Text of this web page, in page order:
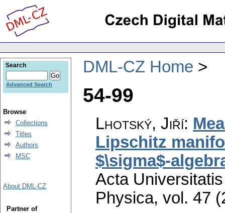
DML-CZ Home
54-99
Lhotský, Jiří:
Lipschitz
$\sigma$-
Acta
Physica, vol. 47
Search
Advanced Search
Browse
Collections
Titles
Authors
MSC
About DML-CZ
Partner of